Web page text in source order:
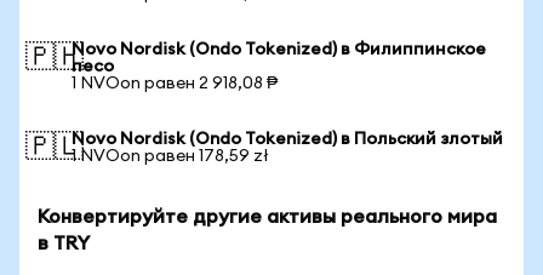
🇵🇭Novo Nordisk (Ondo Tokenized) в Филиппинское
песо
1 NVOon равен 2 918,08 ₱
🇵🇱Novo Nordisk (Ondo Tokenized) в Польский злотый
1 NVOon равен 178,59 zł
Конвертируйте другие активы реального мира
в TRY